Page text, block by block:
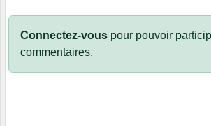
Connectez-vous pour pouvoir
commentaires.